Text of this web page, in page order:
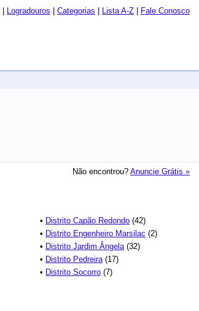
Logradouros Categorias Lista A-Z Fale Conosco
Não encontrou? Anuncie Grátis »
• Distrito Capão Redondo (42)
• Distrito Engenheiro Marsilac (2)
• Distrito Jardim Ângela(32)
• Distrito Pedreira(17)
• Distrito Socorro (7)